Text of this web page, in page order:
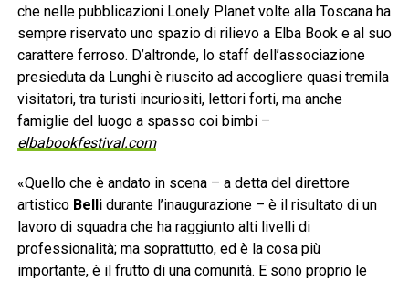
che nelle pubblicazioni Lonely Planet volte alla Toscana ha
sempre riservato uno spazio di rilievo a Elba Book e al suo
carattere ferroso. D’altronde, lo staff dell’associazione
presieduta da Lunghi è riuscito ad accogliere quasi tremila
visitatori, tra turisti incuriositi, lettori forti, ma anche
famiglie del luogo a spasso coi bimbi –
elbabookfestival.com
«Quello che è andato in scena – a detta del direttore
artistico Bellidurante l’inaugurazione – è il risultato di un
lavoro di squadra che ha raggiunto alti livelli di
professionalità; ma soprattutto, ed è la cosa più
importante, è il frutto di una comunità. E sono proprio le